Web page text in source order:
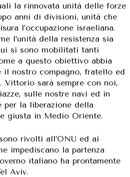
la rinnovata unità delle forze
anni di divisioni, unità che
l’occupazione israeliana.
l’unità della resistenza sia
si sono mobilitati tanti
a questo obiettivo abbia
il nostro compagno, fratello ed
sarà sempre con noi,
sulle nostre navi ed in
la liberazione della
giusta in Medio Oriente.
rivolti all’ONU ed ai
impediscano la partenza
italiano ha prontamente
Aviv.